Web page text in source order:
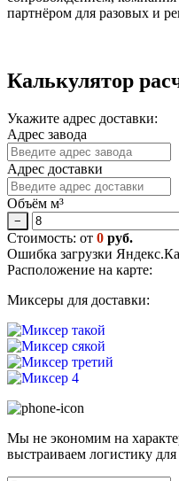
партнёром для разовых и
Калькулятор
Укажите адрес доставки:
Адрес завода
Адрес доставки
Объём м³
−
Стоимость: от 0 руб.
Ошибка загрузки
Расположение на карте:
Миксеры для доставки:
Мы не экономим на
выстраиваем логистику